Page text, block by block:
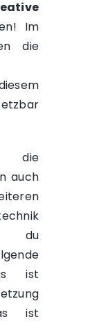
Im
die
auch
du
ist
ist